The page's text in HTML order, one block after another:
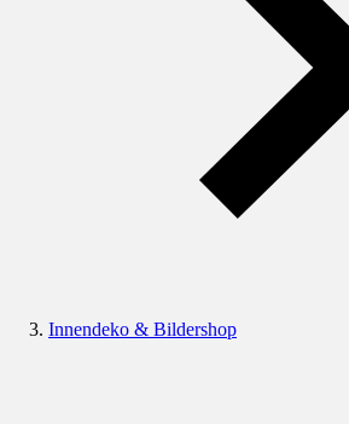
Innendeko & Bildershop